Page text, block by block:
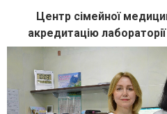
Центр сімейної
акредитацію